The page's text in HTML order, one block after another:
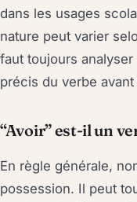
dans les usages
nature peut varier
faut toujours
précis du verbe
“Avoir” est-il un
En règle générale,
possession. Il peut